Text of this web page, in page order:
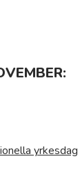
yrkesdag